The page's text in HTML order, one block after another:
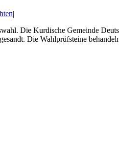
|
Die Kurdische Gemeinde
Die Wahlprüfsteine